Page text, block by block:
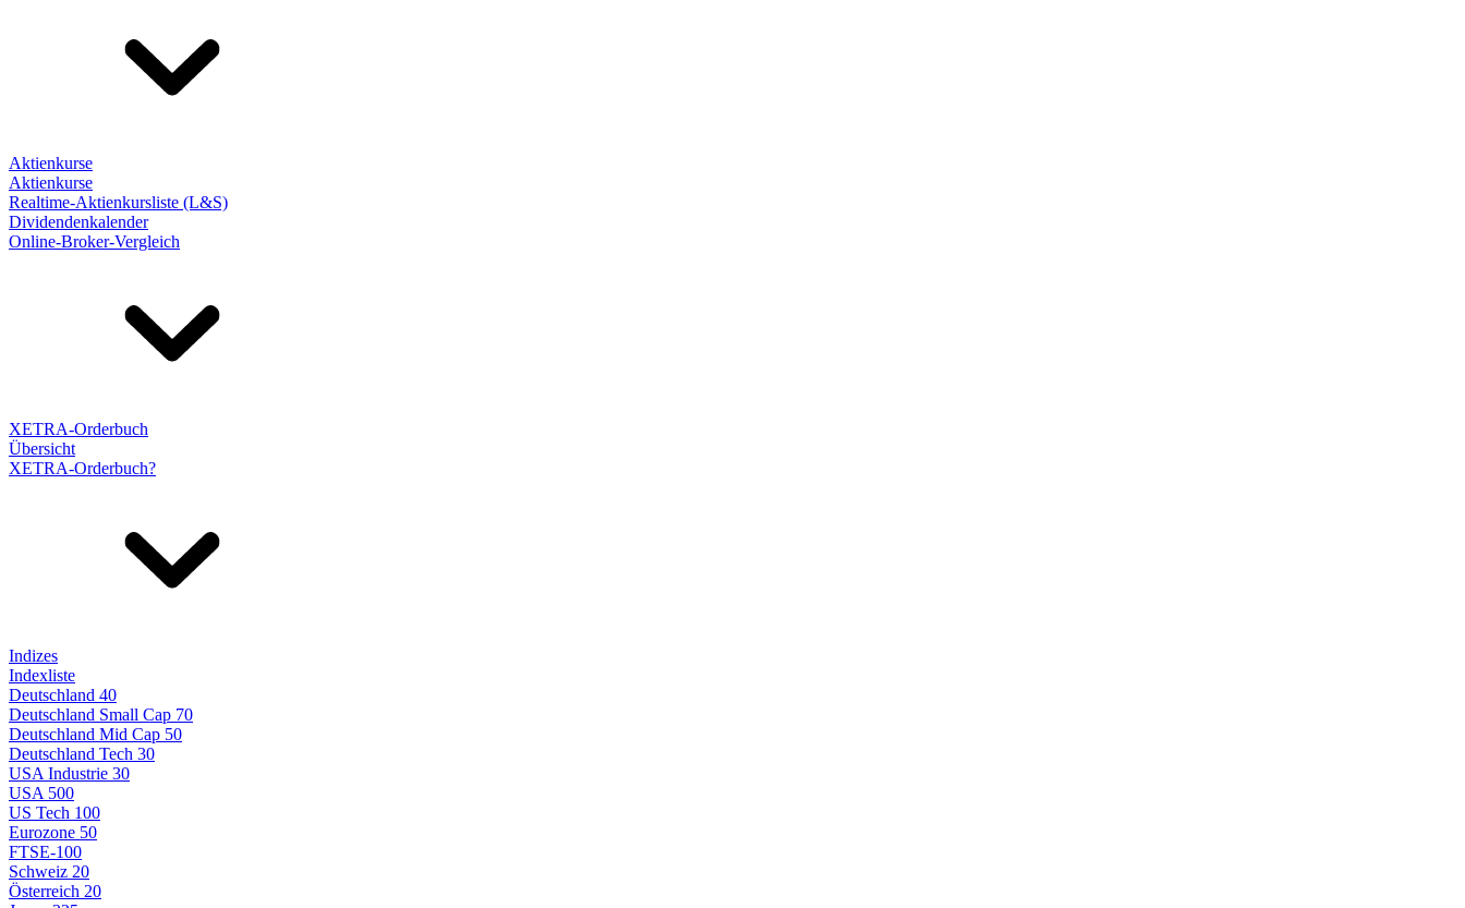
Aktienkurse
Aktienkurse
Realtime-Aktienkursliste (L&S)
Dividendenkalender
Online-Broker-Vergleich
XETRA-Orderbuch
Übersicht
XETRA-Orderbuch?
Indizes
Indexliste
Deutschland 40
Deutschland Small Cap 70
Deutschland Mid Cap 50
Deutschland Tech 30
USA Industrie 30
USA 500
US Tech 100
Eurozone 50
FTSE-100
Schweiz 20
Österreich 20